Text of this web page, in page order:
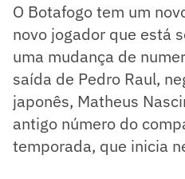
O Botafogo tem um
novo jogador que está
uma mudança de
saída de Pedro Raul,
japonês, Matheus
antigo número do
temporada, que inicia